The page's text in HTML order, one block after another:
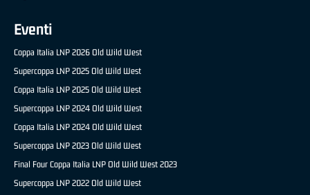
Eventi
Coppa Italia LNP 2026 Old Wild West
Supercoppa LNP 2025 Old Wild West
Coppa Italia LNP 2025 Old Wild West
Supercoppa LNP 2024 Old Wild West
Coppa Italia LNP 2024 Old Wild West
Supercoppa LNP 2023 Old Wild West
Final Four Coppa Italia LNP Old Wild West 2023
Supercoppa LNP 2022 Old Wild West